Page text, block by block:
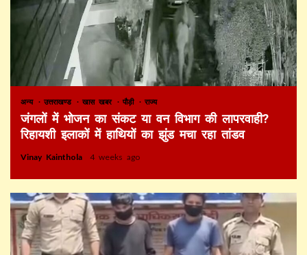
अन्य उत्तराखण्ड खास खबर पौड़ी राज्य
जंगलों में भोजन का संकट या वन विभाग की लापरवाही?
रिहायशी इलाकों में हाथियों का झुंड मचा रहा तांडव
Vinay Kainthola 4 weeks ago